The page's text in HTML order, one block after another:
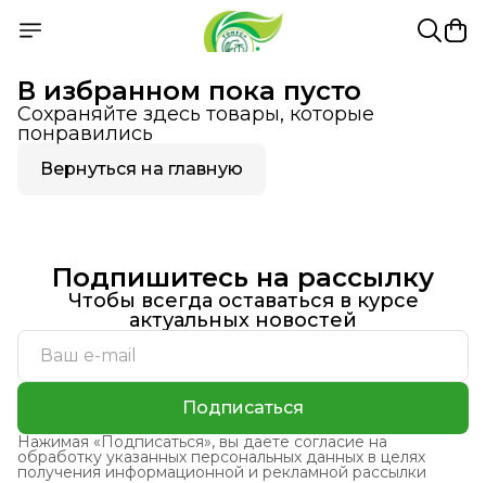
В избранном пока пусто
Сохраняйте здесь товары, которые
понравились
Вернуться на главную
Подпишитесь на рассылку
Чтобы всегда оставаться в курсе
актуальных новостей
Подписаться
Нажимая «Подписаться», вы даете согласие на
обработку указанных персональных данных в целях
получения информационной и рекламной рассылки